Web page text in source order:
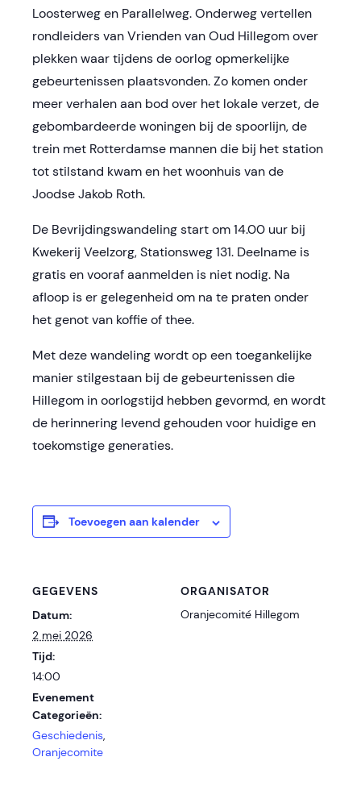
Loosterweg en Parallelweg. Onderweg vertellen
rondleiders van Vrienden van Oud Hillegom over
plekken waar tijdens de oorlog opmerkelijke
gebeurtenissen plaatsvonden. Zo komen onder
meer verhalen aan bod over het lokale verzet, de
gebombardeerde woningen bij de spoorlijn, de
trein met Rotterdamse mannen die bij het station
tot stilstand kwam en het woonhuis van de
Joodse Jakob Roth.
De Bevrijdingswandeling start om 14.00 uur bij
Kwekerij Veelzorg, Stationsweg 131. Deelname is
gratis en vooraf aanmelden is niet nodig. Na
afloop is er gelegenheid om na te praten onder
het genot van koffie of thee.
Met deze wandeling wordt op een toegankelijke
manier stilgestaan bij de gebeurtenissen die
Hillegom in oorlogstijd hebben gevormd, en wordt
de herinnering levend gehouden voor huidige en
toekomstige generaties.
Toevoegen aan kalender
GEGEVENS
Datum:
2 mei 2026
Tijd:
14:00
Evenement
Categorieën:
Geschiedenis,
Oranjecomite
ORGANISATOR
Oranjecomité Hillegom